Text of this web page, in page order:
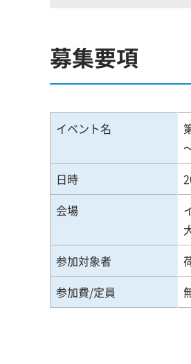
募集要項
イベント名
日時
会場
参加対象者
参加費/定員